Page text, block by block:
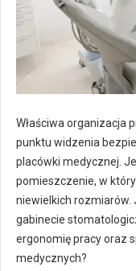
Właściwa organizacja
punktu widzenia
placówki medycznej.
pomieszczenie, w
niewielkich
gabinecie
ergonomię pracy oraz
medycznych?